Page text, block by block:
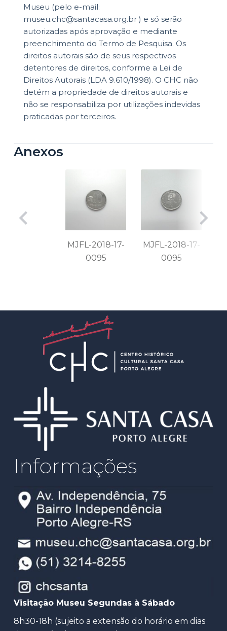
Anexos
MJFL-2018-17-
0095
MJFL-2018-17-
0095
Museu (pelo e-mail:
museu.chc@santacasa.org.br ) e só serão
autorizadas após aprovação e mediante
preenchimento do Termo de Pesquisa. Os
direitos autorais são de seus respectivos
detentores de direitos, conforme a Lei de
Direitos Autorais (LDA 9.610/1998). O CHC não
detém a propriedade de direitos autorais e
não se responsabiliza por utilizações indevidas
praticadas por terceiros.
Informações
Visitação Museu Segundas à Sábado
8h30-18h (sujeito a extensão do horário em dias